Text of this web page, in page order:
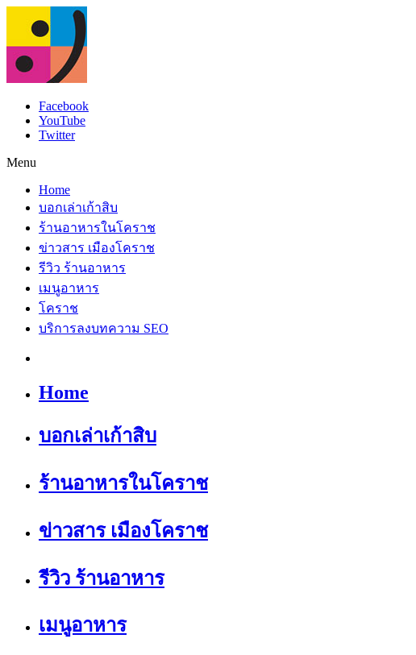
Facebook
YouTube
Twitter
Menu
Home
บอกเล่าเก้าสิบ
ร้านอาหารในโคราช
ข่าวสาร เมืองโคราช
รีวิว ร้านอาหาร
เมนูอาหาร
โคราช
บริการลงบทความ SEO
Home
บอกเล่าเก้าสิบ
ร้านอาหารในโคราช
ข่าวสาร เมืองโคราช
รีวิว ร้านอาหาร
เมนูอาหาร